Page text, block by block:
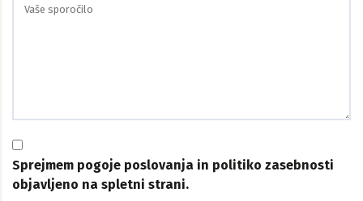
Sprejmem pogoje poslovanja in politiko zasebnosti
objavljeno na spletni strani.